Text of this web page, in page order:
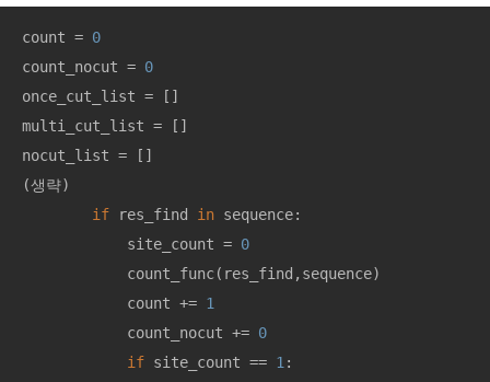
count = 0
count_nocut = 0
once_cut_list = []
multi_cut_list = []
nocut_list = []
(생략)
if res_find in sequence:
            site_count =
0
            count_func(res_find,sequence)
            count +=
1
            count_nocut +=
0
if site_count == 1 :